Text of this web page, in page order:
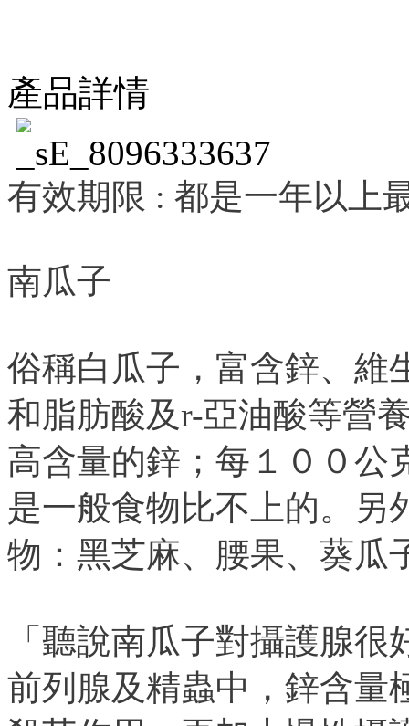
產品詳情
有效期限 : 都是一年以上
南瓜子
俗稱白瓜子，富含鋅、維
和脂肪酸及r-亞油酸等營
高含量的鋅；每１００公
是一般食物比不上的。另
物：黑芝麻、腰果、葵
「聽說南瓜子對攝護腺
前列腺及精蟲中，鋅含量